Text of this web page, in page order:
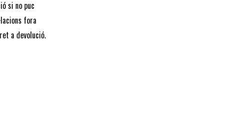
si no puc
fora
a devolució.